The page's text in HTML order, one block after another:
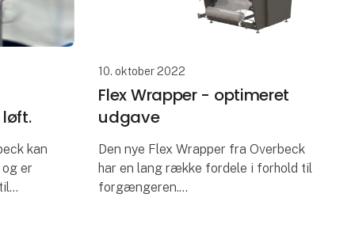
kan
er
10. oktober 2022
Flex Wrapper - optimeret
udgave
Den nye Flex Wrapper fra Overbeck
har en lang række fordele i forhold til
forgængeren.